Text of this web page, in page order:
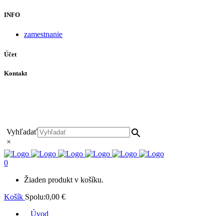
INFO
zamestnanie
Účet
Kontakt
Vyhľadať
×
0
Žiaden produkt v košíku.
Košík Spolu:0,00 €
Úvod